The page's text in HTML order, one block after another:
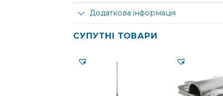
Додаткова інформація
СУПУТНІ ТОВАРИ